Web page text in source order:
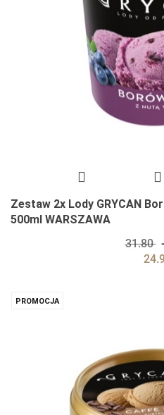
Zestaw 2x Lody GRYCAN
500ml WARSZAWA
31.80
PROMOCJA